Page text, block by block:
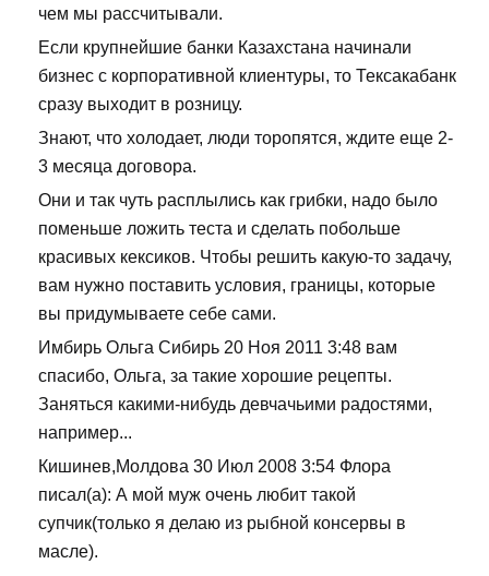
чем мы рассчитывали.
Если крупнейшие банки Казахстана начинали
бизнес с корпоративной клиентуры, то Тексакабанк
сразу выходит в розницу.
Знают, что холодает, люди торопятся, ждите еще 2-
3 месяца договора.
Они и так чуть расплылись как грибки, надо было
поменьше ложить теста и сделать побольше
красивых кексиков. Чтобы решить какую-то задачу,
вам нужно поставить условия, границы, которые
вы придумываете себе сами.
Имбирь Ольга Сибирь 20 Ноя 2011 3:48 вам
спасибо, Ольга, за такие хорошие рецепты.
Заняться какими-нибудь девчачьими радостями,
например...
Кишинев,Молдова 30 Июл 2008 3:54 Флора
писал(а): А мой муж очень любит такой
супчик(только я делаю из рыбной консервы в
масле).